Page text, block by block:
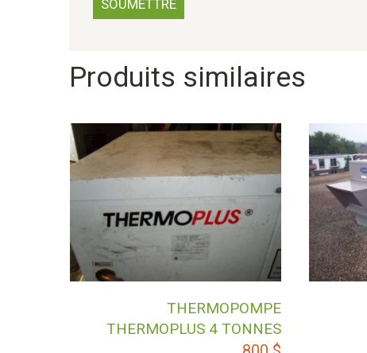
Produits similaires
THERMOPOMPE
THERMOPLUS 4 TONNES